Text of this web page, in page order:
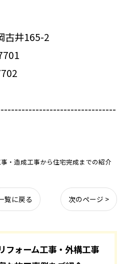
古井165-2
・造成工事から住宅完成までの紹介
覧に戻る 次のページ >
フォーム工事・外構工事